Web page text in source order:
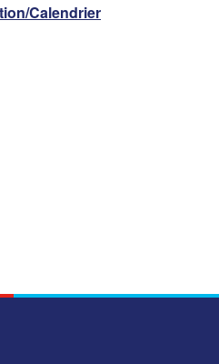
Calendrier